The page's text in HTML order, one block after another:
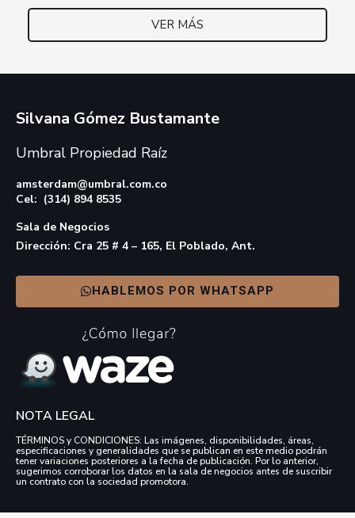
VER MÁS
Silvana Gómez Bustamante
Umbral Propiedad Raíz
amsterdam@umbral.com.co
Cel: (314) 894 8535
Sala de Negocios
Dirección: Cra 25 # 4 – 165, El Poblado, Ant.
HABLEMOS POR WHATSAPP
NOTA LEGAL
TÉRMINOS y CONDICIONES: Las imágenes, disponibilidades, áreas,
especificaciones y generalidades que se publican en este medio podrán
tener variaciones posteriores a la fecha de publicación. Por lo anterior,
sugerimos corroborar los datos en la sala de negocios antes de suscribir
un contrato con la sociedad promotora.